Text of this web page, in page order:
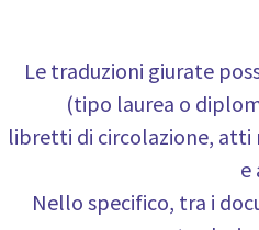
Le traduzioni giurate
(tipo laurea o
libretti di circolazione, atti
e
Nello specifico, tra i